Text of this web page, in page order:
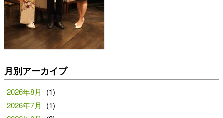
月別アーカイブ
2026年8月
(1)
2026年7月
(1)